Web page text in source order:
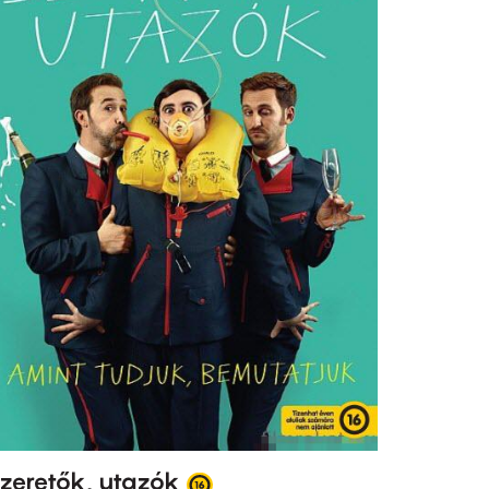
utazók